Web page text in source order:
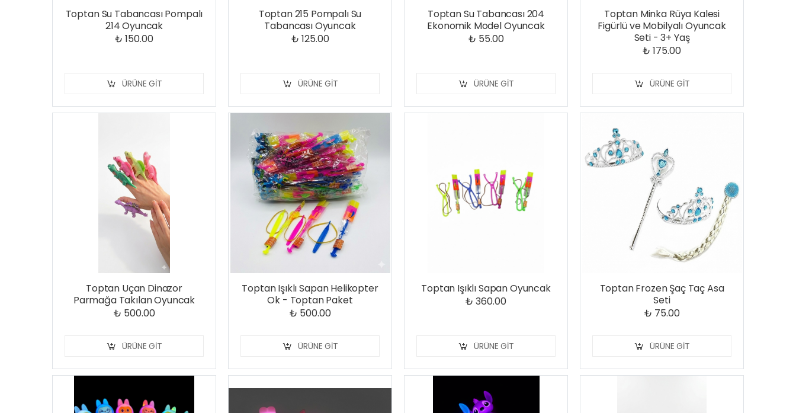
Toptan Su Tabancası Pompalı
214 Oyuncak
₺ 150.00
ÜRÜNE GIT
Toptan 215 Pompalı Su
Tabancası Oyuncak
₺ 125.00
ÜRÜNE GIT
Toptan Su Tabancası 204
Ekonomik Model Oyuncak
₺ 55.00
ÜRÜNE GIT
Toptan Minka Rüya Kalesi
Figürlü ve Mobilyalı Oyuncak
Seti - 3+ Yaş
₺ 175.00
ÜRÜNE GIT
Toptan Uçan Dinazor
Parmağa Takılan Oyuncak
₺ 500.00
ÜRÜNE GIT
Toptan Işıklı Sapan Helikopter
Ok - Toptan Paket
₺ 500.00
ÜRÜNE GIT
Toptan Işıklı Sapan Oyuncak
₺ 360.00
ÜRÜNE GIT
Toptan Frozen Şaç Taç Asa
Seti
₺ 75.00
ÜRÜNE GIT